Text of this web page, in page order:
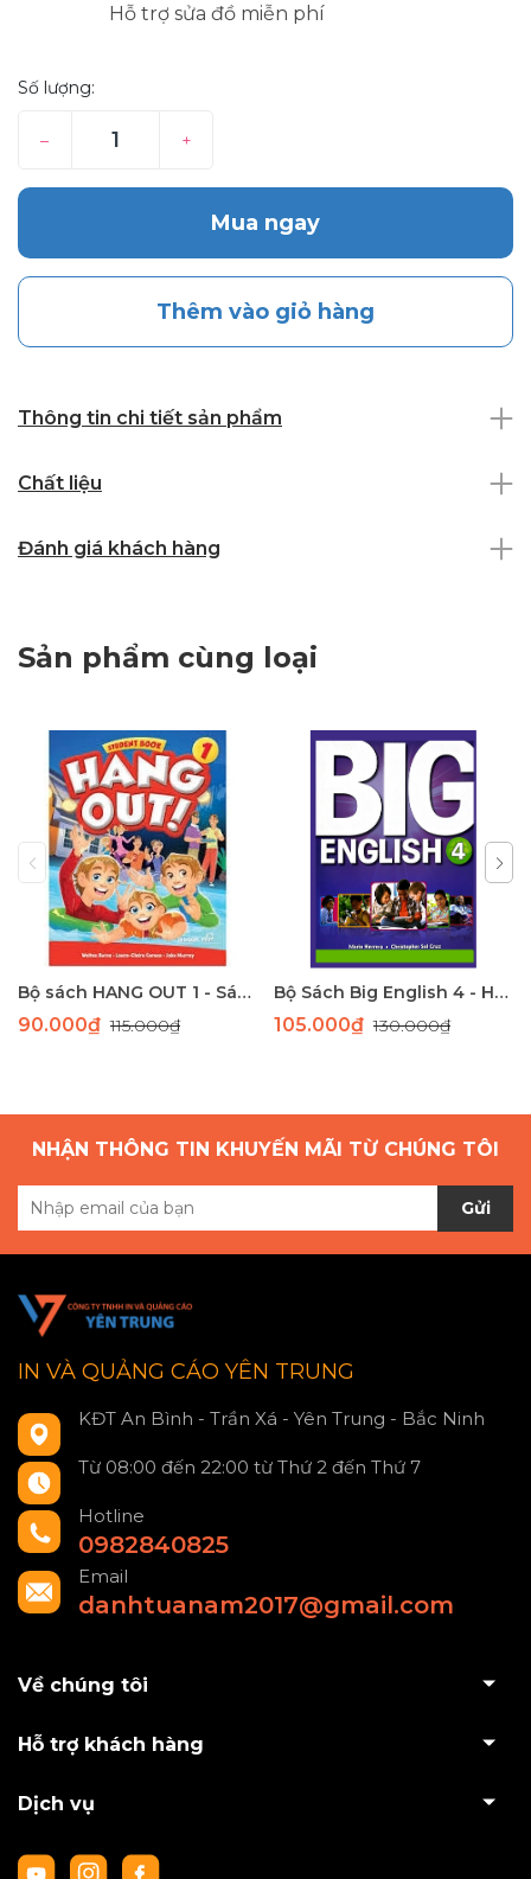
Hỗ trợ sửa đồ miễn phí
Số lượng:
– +
Mua ngay
Thêm vào giỏ hàng
Thông tin chi tiết sản phẩm
Chất liệu
Đánh giá khách hàng
Sản phẩm cùng loại
Bộ sách HANG OUT 1 - Sách học tiếng Anh giao tiếp dành cho học sinh tiểu học
90.000₫115.000₫
Bộ Sách Big English 4 - Học Tiếng Anh Toàn Diện Cho Học Sinh Tiểu Học
105.000₫130.000₫
NHẬN THÔNG TIN KHUYẾN MÃI TỪ CHÚNG TÔI
Gửi
IN VÀ QUẢNG CÁO YÊN TRUNG
KĐT An Bình - Trần Xá - Yên Trung - Bắc Ninh
Từ 08:00 đến 22:00 từ Thứ 2 đến Thứ 7
Hotline
0982840825
Email
danhtuanam2017@gmail.com
Về chúng tôi
Hỗ trợ khách hàng
Dịch vụ